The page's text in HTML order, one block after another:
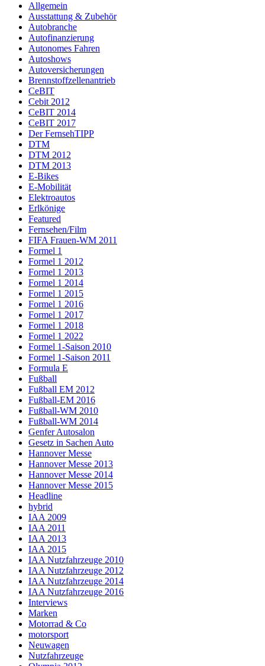
Allgemein
Ausstattung & Zubehör
Autobranche
Autofinanzierung
Autonomes Fahren
Autoshows
Autoversicherungen
Brennstoffzellenantrieb
CeBIT
Cebit 2012
CeBIT 2014
CeBIT 2017
Der FernsehTIPP
DTM
DTM 2012
DTM 2013
E-Bikes
E-Mobilität
Elektroautos
Erlkönige
Featured
Fernsehen/Film
FIFA Frauen-WM 2011
Formel 1
Formel 1 2012
Formel 1 2013
Formel 1 2014
Formel 1 2015
Formel 1 2016
Formel 1 2017
Formel 1 2018
Formel 1 2022
Formel 1-Saison 2010
Formel 1-Saison 2011
Formula E
Fußball
Fußball EM 2012
Fußball-EM 2016
Fußball-WM 2010
Fußball-WM 2014
Genfer Autosalon
Gesetz in Sachen Auto
Hannover Messe
Hannover Messe 2013
Hannover Messe 2014
Hannover Messe 2015
Headline
hybrid
IAA 2009
IAA 2011
IAA 2013
IAA 2015
IAA Nutzfahrzeuge 2010
IAA Nutzfahrzeuge 2012
IAA Nutzfahrzeuge 2014
IAA Nutzfahrzeuge 2016
Interviews
Marken
Motorrad & Co
motorsport
Neuwagen
Nutzfahrzeuge